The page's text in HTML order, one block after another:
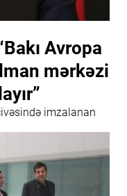
Avropa
mərkəzi
imzalanan